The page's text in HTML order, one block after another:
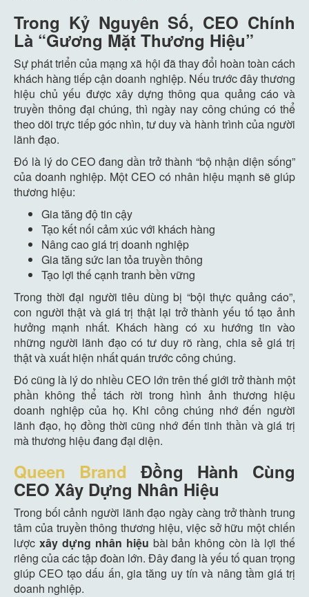
Trong Kỷ Nguyên Số, CEO Chính
Là “Gương Mặt Thương Hiệu”
Sự phát triển của mạng xã hội đã thay đổi hoàn toàn cách
khách hàng tiếp cận doanh nghiệp. Nếu trước đây thương
hiệu chủ yếu được xây dựng thông qua quảng cáo và
truyền thông đại chúng, thì ngày nay công chúng có thể
theo dõi trực tiếp góc nhìn, tư duy và hành trình của người
lãnh đạo.
Đó là lý do CEO đang dần trở thành “bộ nhận diện sống”
của doanh nghiệp. Một CEO có nhân hiệu mạnh sẽ giúp
thương hiệu:
Gia tăng độ tin cậy
Tạo kết nối cảm xúc với khách hàng
Nâng cao giá trị doanh nghiệp
Gia tăng sức lan tỏa truyền thông
Tạo lợi thế cạnh tranh bền vững
Trong thời đại người tiêu dùng bị “bội thực quảng cáo”,
con người thật và giá trị thật lại trở thành yếu tố tạo ảnh
hưởng mạnh nhất. Khách hàng có xu hướng tin vào
những người lãnh đạo có tư duy rõ ràng, chia sẻ giá trị
thật và xuất hiện nhất quán trước công chúng.
Đó cũng là lý do nhiều CEO lớn trên thế giới trở thành một
phần không thể tách rời trong hình ảnh thương hiệu
doanh nghiệp của họ. Khi công chúng nhớ đến người
lãnh đạo, họ đồng thời cũng nhớ đến tinh thần và giá trị
mà thương hiệu đang đại diện.
Queen Brand Đồng Hành Cùng
CEO Xây Dựng Nhân Hiệu
Trong bối cảnh người lãnh đạo ngày càng trở thành trung
tâm của truyền thông thương hiệu, việc sở hữu một chiến
lược xây dựng nhân hiệu bài bản không còn là lợi thế
riêng của các tập đoàn lớn. Đây đang là yếu tố quan trọng
giúp CEO tạo dấu ấn, gia tăng uy tín và nâng tầm giá trị
doanh nghiệp.